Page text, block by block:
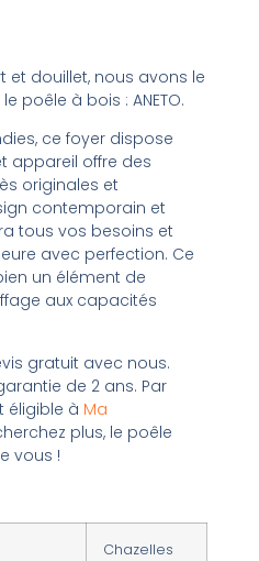
et douillet, nous avons le
poêle à bois : ANETO.
ce foyer dispose
appareil offre des
originales et
contemporain et
tous vos besoins et
avec perfection. Ce
un élément de
aux capacités
gratuit avec nous.
de 2 ans. Par
éligible à Ma
plus, le poêle
vous !
Chazelles